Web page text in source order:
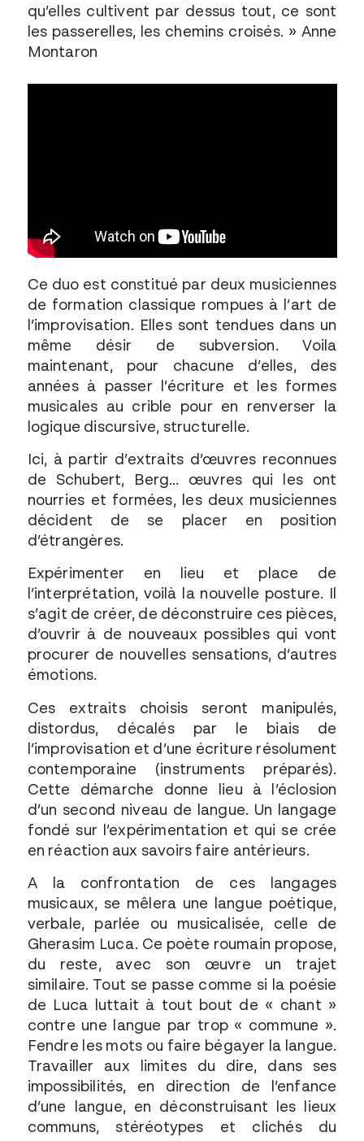
qu’elles cultivent par dessus tout, ce sont
les passerelles, les chemins croisés. » Anne
Montaron
Ce duo est constitué par deux musiciennes
de formation classique rompues à l’art de
l’improvisation. Elles sont tendues dans un
même désir de subversion. Voila
maintenant, pour chacune d’elles, des
années à passer l’écriture et les formes
musicales au crible pour en renverser la
logique discursive, structurelle.
Ici, à partir d’extraits d’œuvres reconnues
de Schubert, Berg… œuvres qui les ont
nourries et formées, les deux musiciennes
décident de se placer en position
d’étrangères.
Expérimenter en lieu et place de
l’interprétation, voilà la nouvelle posture. Il
s’agit de créer, de déconstruire ces pièces,
d’ouvrir à de nouveaux possibles qui vont
procurer de nouvelles sensations, d’autres
émotions.
Ces extraits choisis seront manipulés,
distordus, décalés par le biais de
l’improvisation et d’une écriture résolument
contemporaine (instruments préparés).
Cette démarche donne lieu à l’éclosion
d’un second niveau de langue. Un langage
fondé sur l’expérimentation et qui se crée
en réaction aux savoirs faire antérieurs.
A la confrontation de ces langages
musicaux, se mêlera une langue poétique,
verbale, parlée ou musicalisée, celle de
Gherasim Luca. Ce poète roumain propose,
du reste, avec son œuvre un trajet
similaire. Tout se passe comme si la poésie
de Luca luttait à tout bout de « chant »
contre une langue par trop « commune ».
Fendre les mots ou faire bégayer la langue.
Travailler aux limites du dire, dans ses
impossibilités, en direction de l’enfance
d’une langue, en déconstruisant les lieux
communs, stéréotypes et clichés du